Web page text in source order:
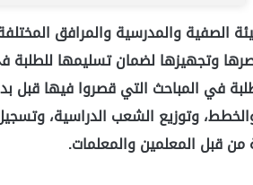
الصفية والمدرسية والمرافق
وتجهيزها لضمان تسليمها للطلبة
في المباحث التي قصروا فيها قبل
وتوزيع الشعب الدراسية،
من قبل المعلمين والمعلمات.